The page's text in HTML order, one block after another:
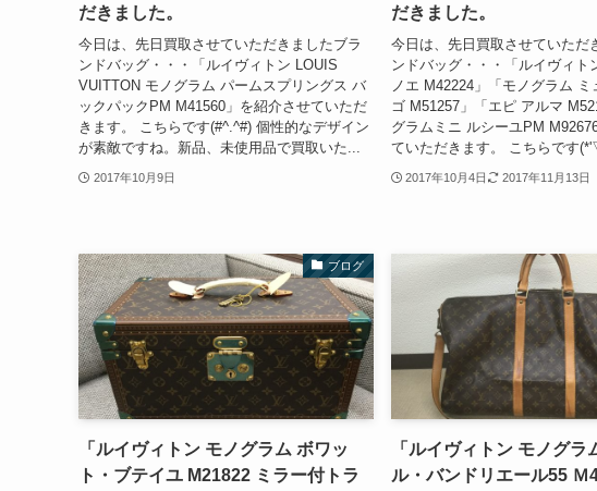
だきました。
今日は、先日買取させていただきましたブラ
ンドバッグ・・・「ルイヴィトン LOUIS
VUITTON モノグラム パームスプリングス バ
ックパックPM M41560」を紹介させていただ
きます。 こちらです(#^.^#) 個性的なデザイン
が素敵ですね。新品、未使用品で買取いた...
2017年10月9日
だきました。
今日は、先日買取させていただ
ンドバッグ・・・「ルイヴィト
ノエ M42224」「モノグラム ミ
ゴ M51257」「エピ アルマ
グラムミニ ルシーユPM
ていただきます。 こちらです
2017年10月4日 2017年11月13日
ブログ
「ルイヴィトン モノグラム ボワッ
ト・ブテイユ M21822 ミラー付トラ
「ルイヴィトン モノグラ
ル・バンドリエール55 Ｍ